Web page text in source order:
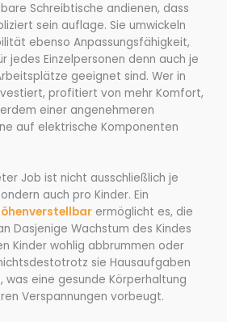
Schreibtische andienen, dass
sein auflage. Sie umwickeln
ebenso Anpassungsfähigkeit,
jedes Einzelpersonen denn auch je
geeignet sind. Wer in
profitiert von mehr Komfort,
einer angenehmeren
auf elektrische Komponenten
Job ist nicht ausschließlich je
auch pro Kinder. Ein
ermöglicht es, die
Dasjenige Wachstum des Kindes
Kinder wohlig abbrummen oder
sie Hausaufgaben
was eine gesunde Körperhaltung
Verspannungen vorbeugt.